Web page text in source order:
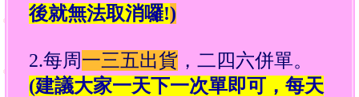
後就無法取消囉!)
2.每周一三五出貨，二四六併單。
(建議大家一天下一次單即可，每天